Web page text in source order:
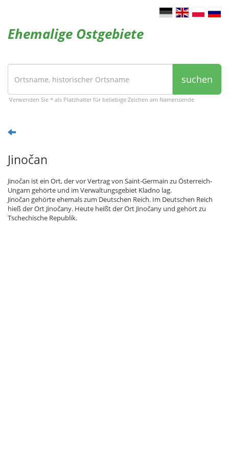
Ehemalige Ostgebiete
suchen
Verwenden Sie * als Platzhalter für beliebige Zeichen am Namensende
Jinočan
Jinočan ist ein Ort, der vor Vertrag von Saint-Germain zu Österreich-
Ungarn gehörte und im Verwaltungsgebiet Kladno lag.
Jinočan gehörte ehemals zum Deutschen Reich. Im Deutschen Reich
hieß der Ort Jinočany. Heute heißt der Ort Jinočany und gehört zu
Tschechische Republik.